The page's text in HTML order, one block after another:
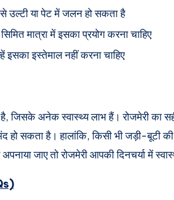
उल्टी या पेट में जलन हो सकता है
मात्रा में इसका प्रयोग करना चाहिए
इसका इस्तेमाल नहीं करना चाहिए
है, जिसके अनेक स्वास्थ्य लाभ हैं। रोजमेरी का
हो सकता है। हालांकि, किसी भी जड़ी-बूटी
जाए तो रोजमेरी आपकी दिनचर्या में